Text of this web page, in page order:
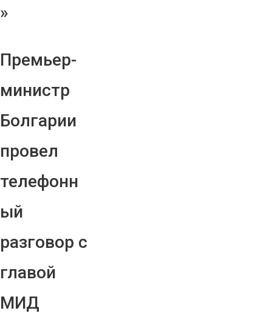
»
Премьер-
министр
Болгарии
провел
телефонн
ый
разговор с
главой
МИД